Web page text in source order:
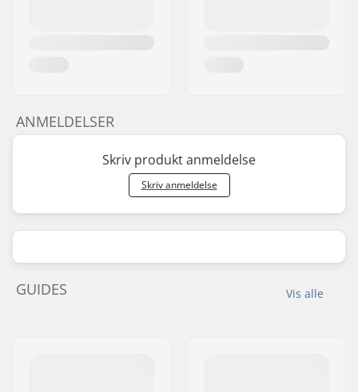
ANMELDELSER
Skriv produkt anmeldelse
Skriv anmeldelse
Vis alle
GUIDES